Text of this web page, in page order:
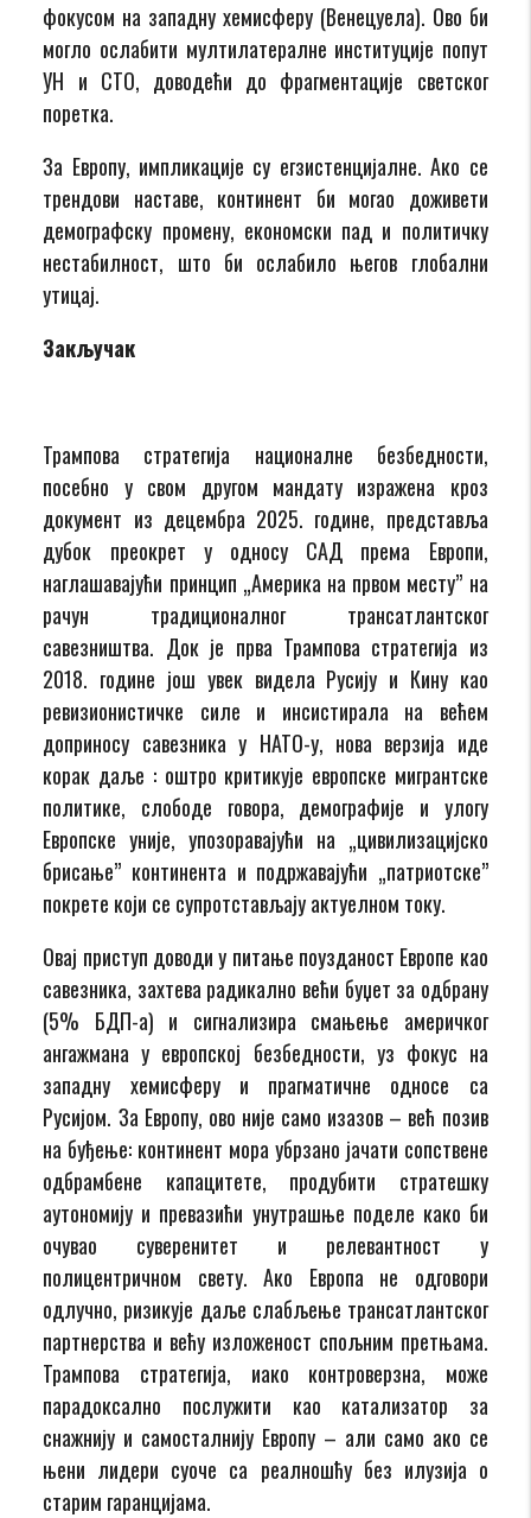
фокусом на западну хемисферу (Венецуела). Ово би
могло ослабити мултилатералне институције попут
УН и СТО, доводећи до фрагментације светског
поретка.
За Европу, импликације су егзистенцијалне. Ако се
трендови наставе, континент би могао доживети
демографску промену, економски пад и политичку
нестабилност, што би ослабило његов глобални
утицај.
Закључак
Трампова стратегија националне безбедности,
посебно у свом другом мандату изражена кроз
документ из децембра 2025. године, представља
дубок преокрет у односу САД према Европи,
наглашавајући принцип „Америка на првом месту” на
рачун традиционалног трансатлантског
савезништва. Док је прва Трампова стратегија из
2018. године још увек видела Русију и Кину као
ревизионистичке силе и инсистирала на већем
доприносу савезника у НАТО-у, нова верзија иде
корак даље : оштро критикује европске мигрантске
политике, слободе говора, демографије и улогу
Европске уније, упозоравајући на „цивилизацијско
брисање” континента и подржавајући „патриотске”
покрете који се супротстављају актуелном току.
Овај приступ доводи у питање поузданост Европе као
савезника, захтева радикално већи буџет за одбрану
(5% БДП-а) и сигнализира смањење америчког
ангажмана у европској безбедности, уз фокус на
западну хемисферу и прагматичне односе са
Русијом. За Европу, ово није само изазов – већ позив
на буђење: континент мора убрзано јачати сопствене
одбрамбене капацитете, продубити стратешку
аутономију и превазићи унутрашње поделе како би
очувао суверенитет и релевантност у
полицентричном свету. Ако Европа не одговори
одлучно, ризикује даље слабљење трансатлантског
партнерства и већу изложеност спољним претњама.
Трампова стратегија, иако контроверзна, може
парадоксално послужити као катализатор за
снажнију и самосталнију Европу – али само ако се
њени лидери суоче са реалношћу без илузија о
старим гаранцијама.